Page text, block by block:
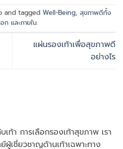
and tagged Well-Being, สุขภาพดีทั้ง
ก และภายใน.
แผ่นรองเท้าเพื่อสุขภาพดี
อย่างไร
ท้า การเลือกรองเท้าสุขภาพ เรา
ผู้เชี่ยวชาญด้านเท้าเฉพาะทาง